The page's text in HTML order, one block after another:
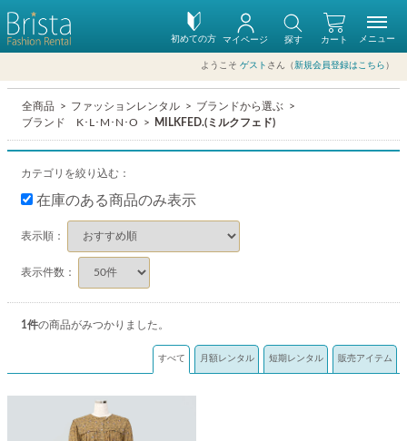
初めての方 カート
マイページ 探す
ようこそ ゲスト さん（新規会員登録はこちら ）
メニュー
全商品 ファッションレンタル
ブランドから選ぶ
ブランド K･L･M･N･O
MILKFED.(ミルクフェド)
カテゴリを絞り込む：
在庫のある商品のみ表示
表示順：
表示件数：
1件の商品がみつかりました。
すべて 月額レンタル 短期レンタル 販売アイテム